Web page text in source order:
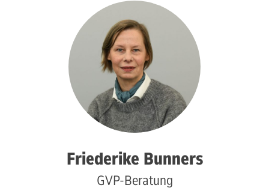
Friederike Bunners
GVP-Beratung